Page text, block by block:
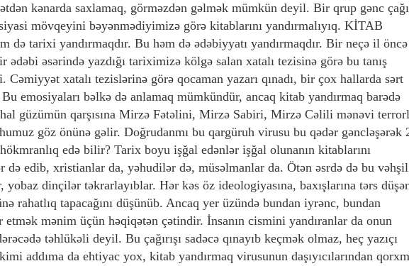
kənarda saxlamaq, görməzdən gəlmək mümkün deyil. Bir qrup gənc
mövqeyini bəyənmədiyimizə görə kitablarını yandırmalıyıq. KİTAB
tarixi yandırmaqdır. Bu həm də ədəbiyyatı yandırmaqdır. Bir neçə il öncə
əsərində yazdığı tariximizə kölgə salan xatalı tezisinə görə bu tanış
Cəmiyyət xatalı tezislərinə görə qocaman yazarı qınadı, bir çox hallarda sərt
emosiyaları bəlkə də anlamaq mümkündür, ancaq kitab yandırmaq barədə
güzümün qarşısına Mirzə Fətəlini, Mirzə Sabiri, Mirzə Cəlili mənəvi
göz önünə gəlir. Doğrudanmı bu qargüruh virusu bu qədər gəncləşərək
edə bilir? Tarix boyu işğal edənlər işğal olunanın kitablarını
də edib, xristianlar da, yəhudilər də, müsəlmanlar da. Ötən əsrdə də bu
dinçilər təkrarlayıblar. Hər kəs öz ideologiyasına, baxışlarına tərs
rahatlıq tapacağını düşünüb. Ancaq yer üzündə bundan iyrənc, bundan
etmək mənim üçün həqiqətən çətindir. İnsanın cismini yandıranlar da onun
təhlükəli deyil. Bu çağırışı sadəcə qınayıb keçmək olmaz, heç yazıçı
addıma da ehtiyac yox, kitab yandırmaq virusunun daşıyıcılarından